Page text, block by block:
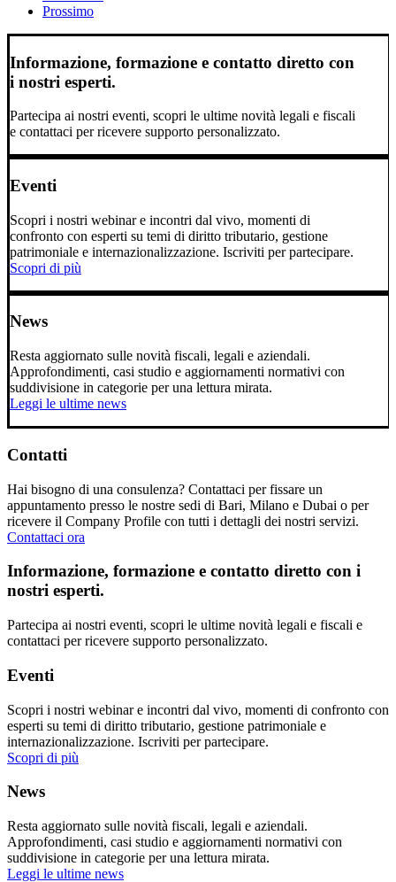
Prossimo
Informazione, formazione e contatto diretto con
i nostri esperti.
Partecipa ai nostri eventi, scopri le ultime novità legali e fiscali
e contattaci per ricevere supporto personalizzato.
Eventi
Scopri i nostri webinar e incontri dal vivo, momenti di
confronto con esperti su temi di diritto tributario, gestione
patrimoniale e internazionalizzazione. Iscriviti per partecipare.
Scopri di più
News
Resta aggiornato sulle novità fiscali, legali e aziendali.
Approfondimenti, casi studio e aggiornamenti normativi con
suddivisione in categorie per una lettura mirata.
Leggi le ultime news
Contatti
Hai bisogno di una consulenza? Contattaci per fissare un
appuntamento presso le nostre sedi di Bari, Milano e Dubai o per
ricevere il Company Profile con tutti i dettagli dei nostri servizi.
Contattaci ora
Informazione, formazione e contatto diretto con i
nostri esperti.
Partecipa ai nostri eventi, scopri le ultime novità legali e fiscali e
contattaci per ricevere supporto personalizzato.
Eventi
Scopri i nostri webinar e incontri dal vivo, momenti di confronto con
esperti su temi di diritto tributario, gestione patrimoniale e
internazionalizzazione. Iscriviti per partecipare.
Scopri di più
News
Resta aggiornato sulle novità fiscali, legali e aziendali.
Approfondimenti, casi studio e aggiornamenti normativi con
suddivisione in categorie per una lettura mirata.
Leggi le ultime news